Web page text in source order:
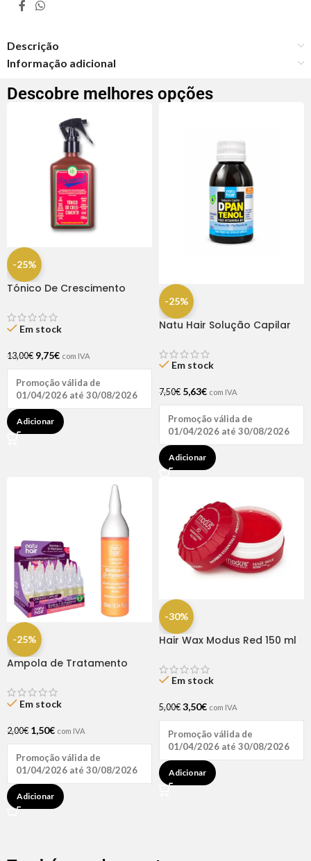
Descrição
Informação adicional
Descobre melhores opções
-25%
Tónico De Crescimento
Em stock
13,00€ 9,75€ com IVA
Promoção válida de
01/04/2026 até 30/08/2026
Adicionar
-25%
Natu Hair Solução Capilar
Em stock
7,50€ 5,63€ com IVA
Promoção válida de
01/04/2026 até 30/08/2026
Adicionar
-25%
Ampola de Tratamento
Hair (1 UNIDADE)
Em stock
2,00€ 1,50€ com IVA
Promoção válida de
01/04/2026 até 30/08/2026
Adicionar
-30%
Hair Wax Modus Red 150 ml
Em stock
5,00€ 3,50€ com IVA
Promoção válida de
01/04/2026 até 30/08/2026
Adicionar